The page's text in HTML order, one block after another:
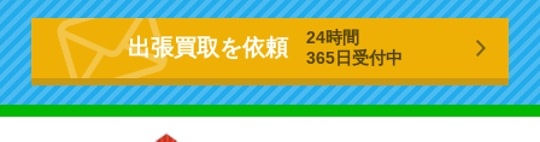
出張買取を依頼
24時間
365日受付中